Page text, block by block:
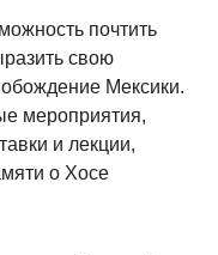
почтить
свою
Мексики.
мероприятия,
и лекции,
о Хосе